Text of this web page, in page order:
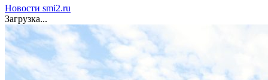
Новости smi2.ru
Загрузка...